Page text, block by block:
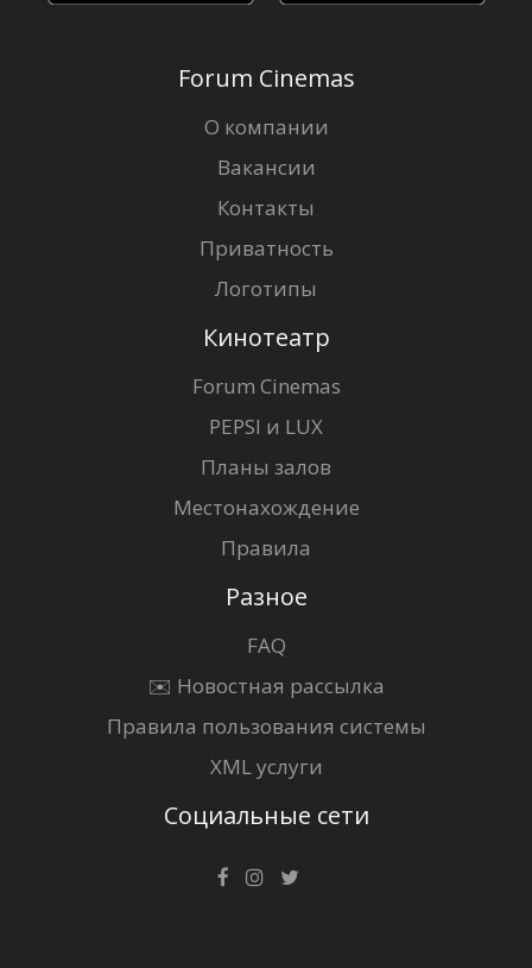
Forum Cinemas
О компании
Вакансии
Контакты
Приватность
Логотипы
Кинотеатр
Forum Cinemas
PEPSI и LUX
Планы залов
Местонахождение
Правила
Разное
FAQ
✉️ Новостная рассылка
Правила пользования системы
XML услуги
Социальные сети